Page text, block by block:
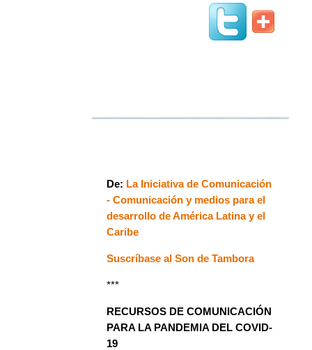
De: La Iniciativa de Comunicación
- Comunicación y medios para el
desarrollo de América Latina y el
Caribe
Suscríbase al Son de Tambora
***
RECURSOS DE COMUNICACIÓN
PARA LA PANDEMIA DEL COVID-
19